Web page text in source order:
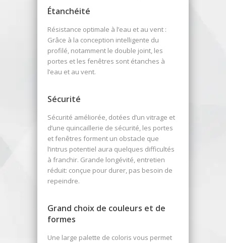
Étanchéité
Résistance optimale à l’eau et au vent :
Grâce à la conception intelligente du
profilé, notamment le double joint, les
portes et les fenêtres sont étanches à
l’eau et au vent.
Sécurité
Sécurité améliorée, dotées d’un vitrage et
d’une quincaillerie de sécurité, les portes
et fenêtres forment un obstacle que
l’intrus potentiel aura quelques difficultés
à franchir. Grande longévité, entretien
réduit: conçue pour durer, pas besoin de
repeindre.
Grand choix de couleurs et de
formes
Une large palette de coloris vous permet